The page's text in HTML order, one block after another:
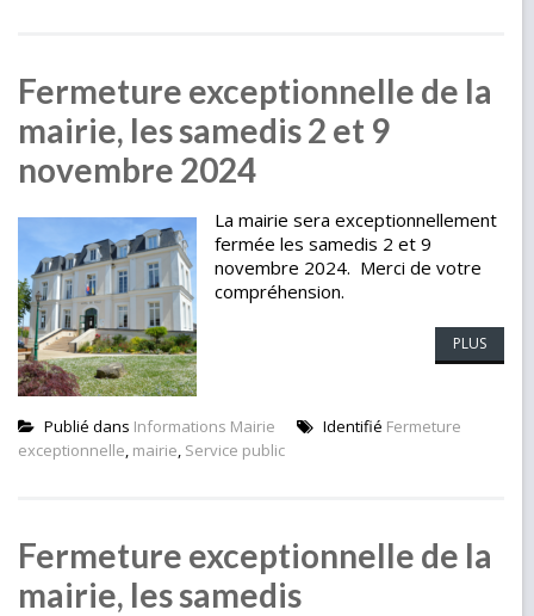
Fermeture exceptionnelle de la
mairie, les samedis 2 et 9
novembre 2024
La mairie sera exceptionnellement
fermée les samedis 2 et 9
novembre 2024. Merci de votre
compréhension.
PLUS
Publié dans Informations Mairie Identifié Fermeture
exceptionnelle, mairie, Service public
Fermeture exceptionnelle de la
mairie, les samedis